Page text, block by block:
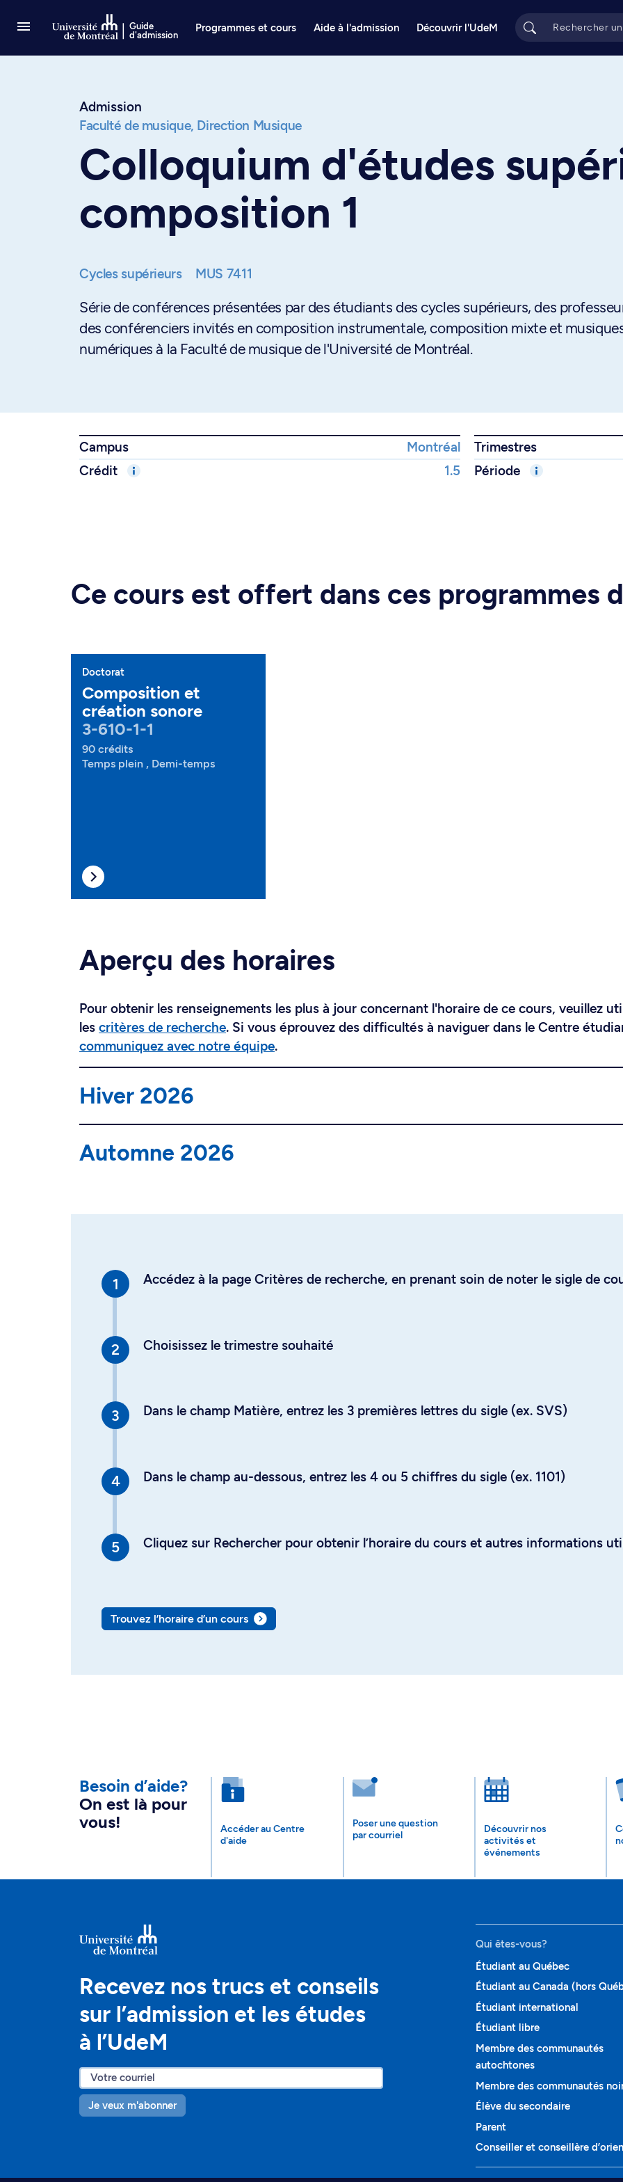
Guide
d'admission
Programmes et cours Aide à l'admission Découvrir l'UdeM
Admission
Faculté de musique, Direction Musique
Colloquium d'études
composition 1
Cycles supérieurs MUS 7411
Série de conférences présentées par des étudiants des cycles supérieurs, des
des conférenciers invités en composition instrumentale, composition mixte et
numériques à la Faculté de musique de l'Université de Montréal.
Campus Montréal Trimestres
Crédit
1.5 Période
Ce cours est offert dans ces programmes
Doctorat
Composition et
création sonore
3-610-1-1
90 crédits
Temps plein , Demi-temps
Aperçu des horaires
Pour obtenir les renseignements les plus à jour concernant l'horaire de ce cours, veuillez
les critères de recherche. Si vous éprouvez des difficultés à naviguer dans le Centre
communiquez avec notre équipe.
Hiver 2026
Automne 2026
Accédez à la page Critères de recherche, en prenant soin de noter le sigle de
Choisissez le trimestre souhaité
Dans le champ Matière, entrez les 3 premières lettres du sigle (ex. SVS)
Dans le champ au-dessous, entrez les 4 ou 5 chiffres du sigle (ex. 1101)
Cliquez sur Rechercher pour obtenir l’horaire du cours et autres informations
Trouvez l’horaire d’un cours
Besoin d’aide?
On est là pour
vous!
Accéder au Centre
d'aide
Poser une question
par courriel
Découvrir nos
activités et
événements
Recevez nos trucs et conseils
sur l’admission et les études
à l’UdeM
Je veux m'abonner
Qui êtes-vous?
Étudiant au Québec
Étudiant au Canada (hors
Étudiant international
Étudiant libre
Membre des communautés
autochtones
Membre des communautés
Élève du secondaire
Parent
Conseiller et conseillère